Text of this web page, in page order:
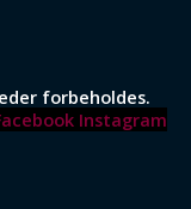
forbeholdes.
Instagram